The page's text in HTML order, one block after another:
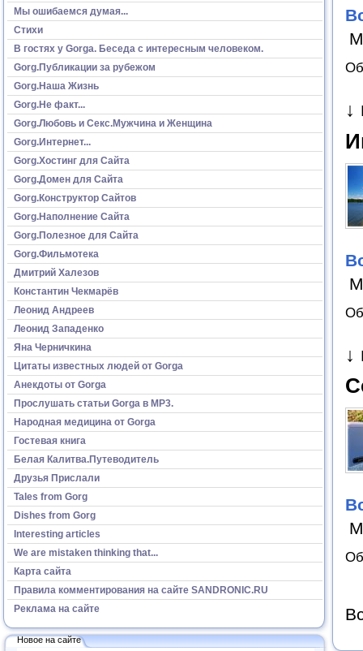
Мы ошибаемся думая...
Стихи
В гостях у Gorga. Беседа с интересным человеком.
Gorg.Публикации за рубежом
Gorg.Наша Жизнь
Gorg.Не факт...
Gorg.Любовь и Секс.Мужчина и Женщина
Gorg.Интернет...
Gorg.Хостинг для Сайта
Gorg.Домен для Сайта
Gorg.Конструктор Сайтов
Gorg.Наполнение Сайта
Gorg.Полезное для Сайта
Gorg.Фильмотека
Дмитрий Халезов
Константин Чекмарёв
Леонид Андреев
Леонид Западенко
Яна Черничкина
Цитаты известных людей от Gorga
Анекдоты от Gorga
Прослушать статьи Gorga в МР3.
Народная медицина от Gorga
Гостевая книга
Белая Калитва.Путеводитель
Друзья Прислали
Tales from Gorg
Dishes from Gorg
Interesting articles
We are mistaken thinking that...
Карта сайта
Правила комментирования на сайте SANDRONIC.RU
Реклама на сайте
Новое на сайте